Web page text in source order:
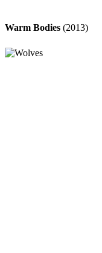
Warm Bodies (2013)